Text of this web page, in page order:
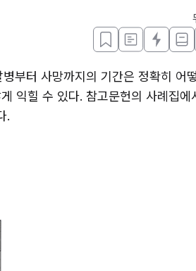
부터 사망까지의 기간은 정확히 어
익힐 수 있다. 참고문헌의 사례집에
.